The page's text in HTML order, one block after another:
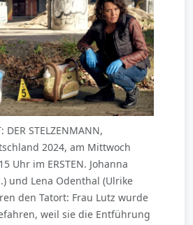
DER STELZENMANN,
2024, am Mittwoch
Uhr im ERSTEN. Johanna
und Lena Odenthal (Ulrike
den Tatort: Frau Lutz wurde
weil sie die Entführung